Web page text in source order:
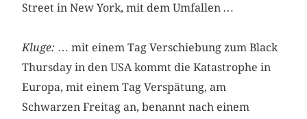
Street in New York, mit dem Umfallen …
Kluge: … mit einem Tag Verschiebung zum Black
Thursday in den USA kommt die Katastrophe in
Europa, mit einem Tag Verspätung, am
Schwarzen Freitag an, benannt nach einem